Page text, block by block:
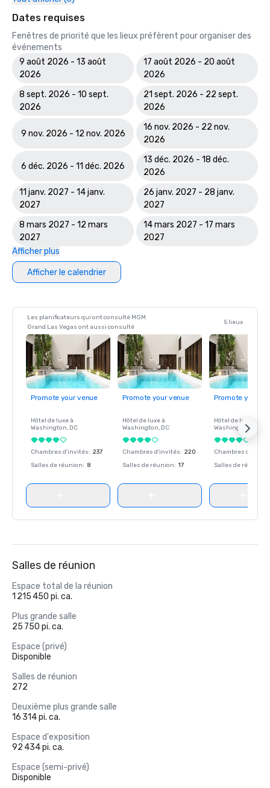
Dates requises
Fenêtres de priorité que les lieux préfèrent pour organiser des
événements
9 août 2026 - 13 août
2026
17 août 2026 - 20 août
2026
8 sept. 2026 - 10 sept.
2026
21 sept. 2026 - 22 sept.
2026
9 nov. 2026 - 12 nov. 2026
16 nov. 2026 - 22 nov.
2026
6 déc. 2026 - 11 déc. 2026
13 déc. 2026 - 18 déc.
2026
11 janv. 2027 - 14 janv.
2027
26 janv. 2027 - 28 janv.
2027
8 mars 2027 - 12 mars
2027
14 mars 2027 - 17 mars
2027
Afficher plus
Afficher le calendrier
Les planificateurs qui ont consulté MGM
Grand Las Vegas ont aussi consulté
5 lieux
Promote your venue
Hôtel de luxe à
Washington, DC
Chambres d'invités: 237
Salles de réunion: 8
Promote your venue
Hôtel de luxe à
Washington, DC
Chambres d'invités: 220
Salles de réunion: 17
Promote your
Hôtel de luxe à
Washington
Chambres
Salles de réunion
Salles de réunion
Espace total de la réunion
1 215 450 pi. ca.
Plus grande salle
25 750 pi. ca.
Espace (privé)
Disponible
Salles de réunion
272
Deuxième plus grande salle
16 314 pi. ca.
Espace d'exposition
92 434 pi. ca.
Espace (semi-privé)
Disponible